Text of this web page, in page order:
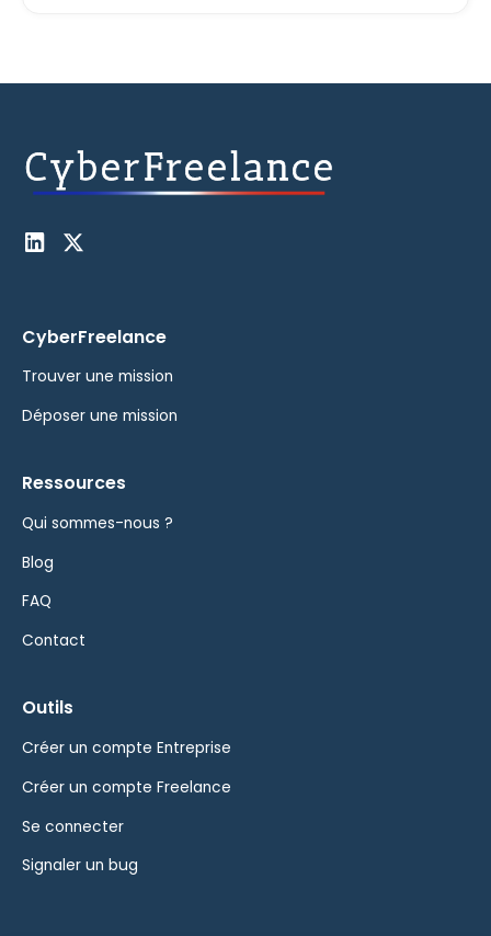
CyberFreelance
Trouver une mission
Déposer une mission
Ressources
Qui sommes-nous ?
Blog
FAQ
Contact
Outils
Créer un compte Entreprise
Créer un compte Freelance
Se connecter
Signaler un bug